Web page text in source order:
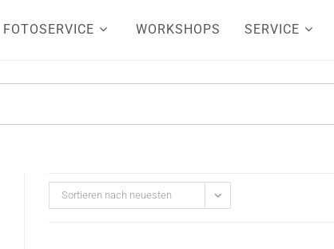
FOTOSERVICE WORKSHOPS SERVICE
Sortieren nach neuesten